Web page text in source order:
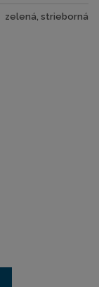
zelená, strieborná